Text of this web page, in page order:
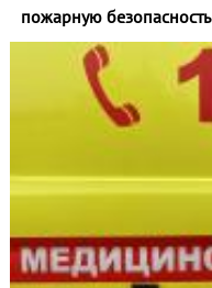
пожарную безопасность